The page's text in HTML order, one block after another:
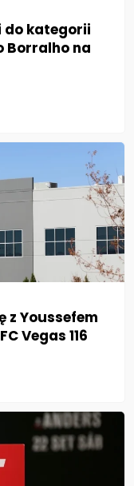
do kategorii
Borralho na
z Youssefem
Vegas 116